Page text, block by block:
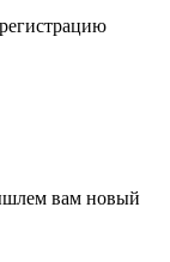
вам новый